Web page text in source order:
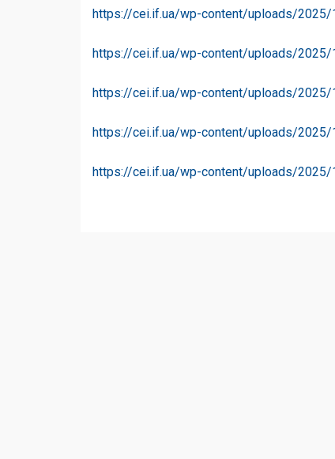
https://cei.if.ua/wp-content/uploads/2025/
https://cei.if.ua/wp-content/uploads/
https://cei.if.ua/wp-content/uploads/
https://cei.if.ua/wp-content/uploads/
https://cei.if.ua/wp-content/uploads/